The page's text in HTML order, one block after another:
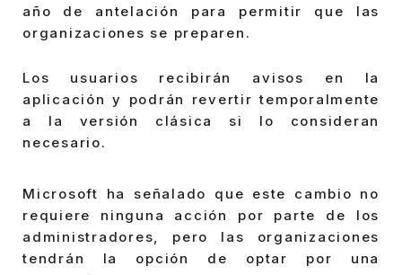
año de antelación para permitir que las
organizaciones se preparen.
Los usuarios recibirán avisos en la
aplicación y podrán revertir temporalmente
a la versión clásica si lo consideran
necesario.
Microsoft ha señalado que este cambio no
requiere ninguna acción por parte de los
administradores, pero las organizaciones
tendrán la opción de optar por una